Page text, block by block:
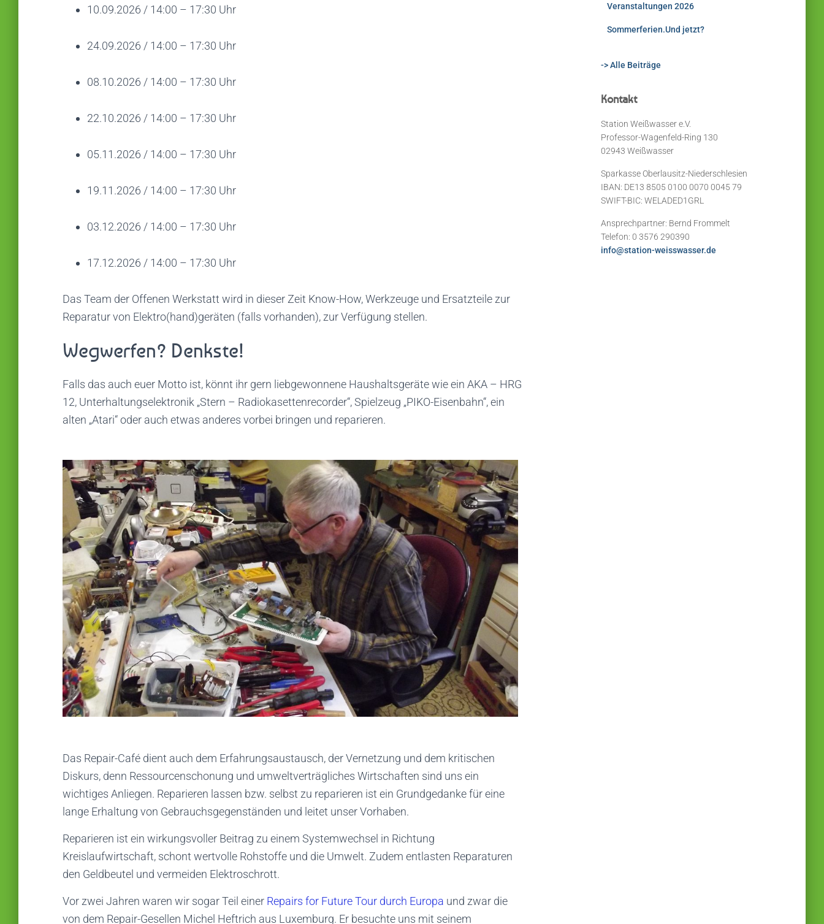
10.09.2026 / 14:00 – 17:30 Uhr
24.09.2026 / 14:00 – 17:30 Uhr
08.10.2026 / 14:00 – 17:30 Uhr
22.10.2026 / 14:00 – 17:30 Uhr
05.11.2026 / 14:00 – 17:30 Uhr
19.11.2026 / 14:00 – 17:30 Uhr
03.12.2026 / 14:00 – 17:30 Uhr
17.12.2026 / 14:00 – 17:30 Uhr
Das Team der Offenen Werkstatt wird in dieser Zeit Know-How, Werkzeuge und Ersatzteile zur
Reparatur von Elektro(hand)geräten (falls vorhanden), zur Verfügung stellen.
Wegwerfen? Denkste!
Falls das auch euer Motto ist, könnt ihr gern liebgewonnene Haushaltsgeräte wie ein AKA – HRG
12, Unterhaltungselektronik „Stern – Radiokasettenrecorder“, Spielzeug „PIKO-Eisenbahn“, ein
alten „Atari“ oder auch etwas anderes vorbei bringen und reparieren.
Das Repair-Café dient auch dem Erfahrungsaustausch, der Vernetzung und dem kritischen
Diskurs, denn Ressourcenschonung und umweltverträgliches Wirtschaften sind uns ein
wichtiges Anliegen. Reparieren lassen bzw. selbst zu reparieren ist ein Grundgedanke für eine
lange Erhaltung von Gebrauchsgegenständen und leitet unser Vorhaben.
Reparieren ist ein wirkungsvoller Beitrag zu einem Systemwechsel in Richtung
Kreislaufwirtschaft, schont wertvolle Rohstoffe und die Umwelt. Zudem entlasten Reparaturen
den Geldbeutel und vermeiden Elektroschrott.
Vor zwei Jahren waren wir sogar Teil einer Repairs for Future Tour durch Europa und zwar die
von dem Repair-Gesellen Michel Heftrich aus Luxemburg. Er besuchte uns mit seinem
Veranstaltungen 2026
Sommerferien.Und jetzt?
-> Alle Beiträge
Kontakt
Station Weißwasser e.V.
Professor-Wagenfeld-Ring 130
02943 Weißwasser
Sparkasse Oberlausitz-Niederschlesien
IBAN: DE13 8505 0100 0070 0045 79
SWIFT-BIC: WELADED1GRL
Ansprechpartner: Bernd Frommelt
Telefon: 0 3576 290390
info@station-weisswasser.de